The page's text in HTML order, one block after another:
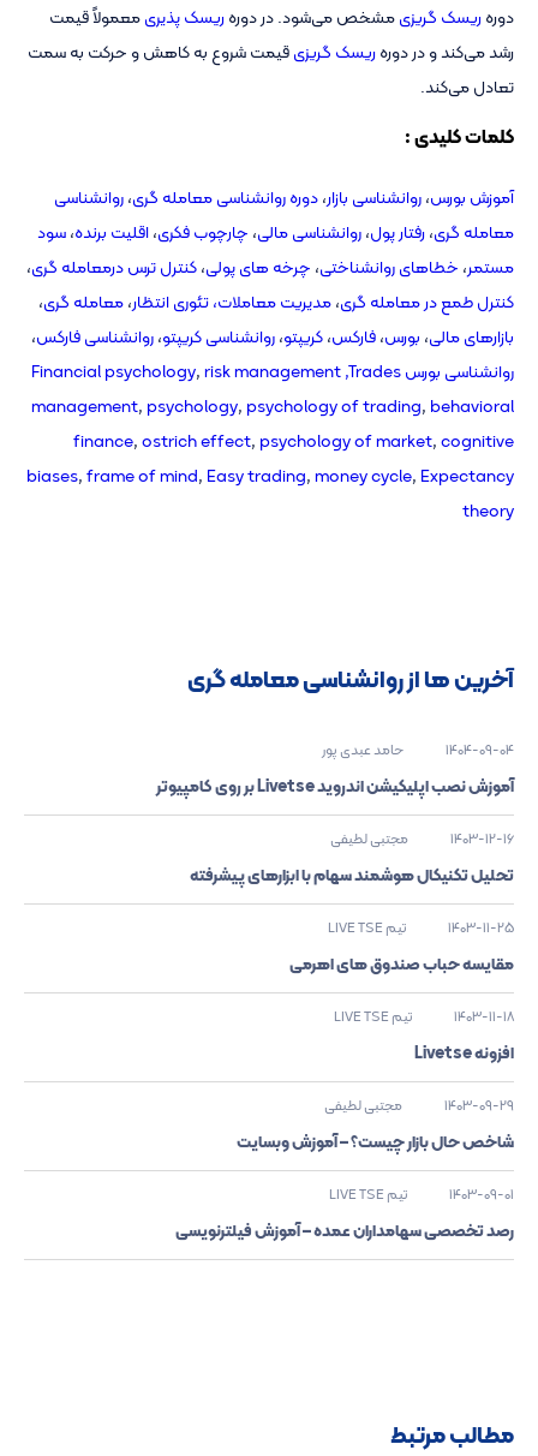
دورهریسک گریزیمشخص می‌شود. در دورهریسک پذیریمعمولاً قیمت
رشد می‌کند و در دورهریسک گریزیقیمت شروع به کاهش و حرکت به سمت
تعادل می‌کند.
کلمات کلیدی :
آموزش بورس،روانشناسی بازار،دوره روانشناسی معامله گری،روانشناسی
معامله گری،رفتار پول،روانشناسی مالی، چارچوب فکری،اقلیت برنده،سود
مستمر، خطاهای روانشناختی، چرخه های پولی،کنترل ترس درمعامله گری،
کنترل طمع در معامله گری،مدیریت معاملات،تئوری انتظار،معامله گری،
بازارهای مالی، بورس،فارکس،کریپتو،روانشناسی کریپتو،روانشناسی فارکس،
روانشناسی بورس Financial psychology
,risk management ,Trades
management, psychology, psychology of trading, behavioral
finance,ostrich effect, psychology of market,cognitive
biases,frame of mind, Easy trading,money cycle, Expectancy
theory
آخرین ها از روانشناسی معامله گری
1404-09-04 حامد عبدی پور
آموزش نصب اپلیکیشن اندروید Livetse بر روی کامپیوتر
1403-12-16 مجتبی لطیفی
تحلیل تکنیکال هوشمند سهام با ابزارهای پیشرفته
1403-11-25 تیم LIVE TSE
مقایسه حباب صندوق های اهرمی
1403-11-18 تیم LIVE TSE
افزونه Livetse
1403-09-29 مجتبی لطیفی
شاخص حال بازار چیست؟ – آموزش وبسایت
1403-09-01 تیم LIVE TSE
رصد تخصصی سهامداران عمده – آموزش فیلترنویسی
مطالب مرتبط